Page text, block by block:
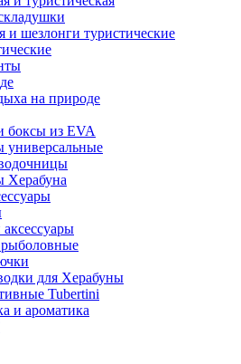
и шезлонги туристические
на природе
боксы из EVA
Херабуна
для Херабуны
Tubertini
и ароматика